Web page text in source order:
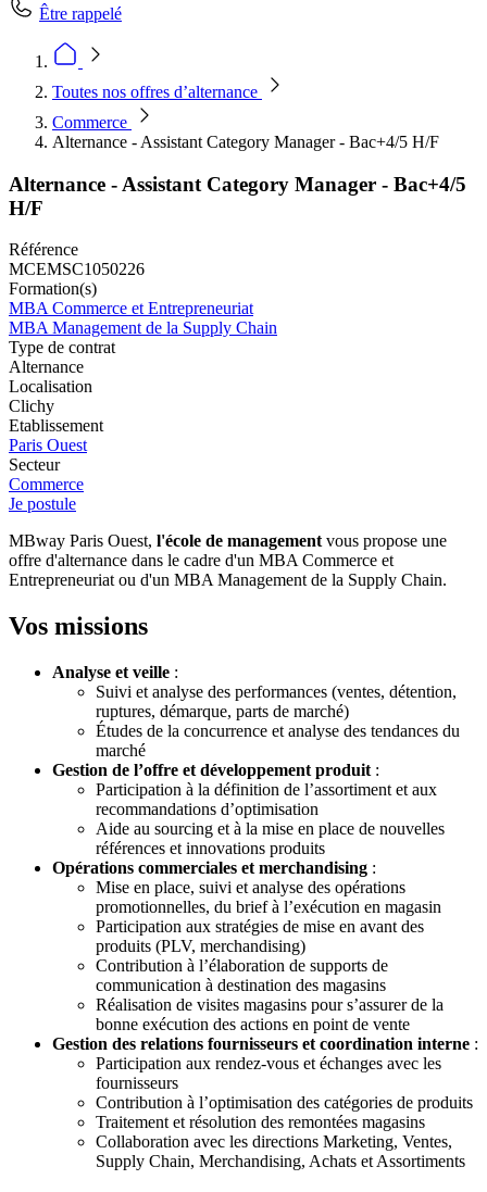
Être rappelé
Toutes nos offres d’alternance
Commerce
Alternance - Assistant Category Manager - Bac+4/5 H/F
Alternance - Assistant Category Manager - Bac+4/5
H/F
Référence
MCEMSC1050226
Formation(s)
MBA Commerce et Entrepreneuriat
MBA Management de la Supply Chain
Type de contrat
Alternance
Localisation
Clichy
Etablissement
Paris Ouest
Secteur
Commerce
Je postule
MBway Paris Ouest, l'école de managementvous propose une
offre d'alternance dans le cadre d'un MBA Commerce et
Entrepreneuriat ou d'un MBA Management de la Supply Chain.
Vos missions
Analyse et veille :
Suivi et analyse des performances (ventes, détention,
ruptures, démarque, parts de marché)
Études de la concurrence et analyse des tendances du
marché
Gestion de l’offre et développement produit :
Participation à la définition de l’assortiment et aux
recommandations d’optimisation
Aide au sourcing et à la mise en place de nouvelles
références et innovations produits
Opérations commerciales et merchandising :
Mise en place, suivi et analyse des opérations
promotionnelles, du brief à l’exécution en magasin
Participation aux stratégies de mise en avant des
produits (PLV, merchandising)
Contribution à l’élaboration de supports de
communication à destination des magasins
Réalisation de visites magasins pour s’assurer de la
bonne exécution des actions en point de vente
Gestion des relations fournisseurs et coordination interne :
Participation aux rendez-vous et échanges avec les
fournisseurs
Contribution à l’optimisation des catégories de produits
Traitement et résolution des remontées magasins
Collaboration avec les directions Marketing, Ventes,
Supply Chain, Merchandising, Achats et Assortiments